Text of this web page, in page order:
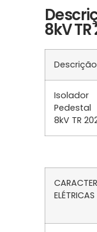
8kV TR
Descrição
Isolador
Pedestal
8kV TR
ELÉTRICAS